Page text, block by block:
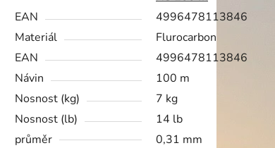
EAN
4996478113846
Materiál
Flurocarbon
EAN
4996478113846
Návin
100 m
Nosnost (kg)
7 kg
Nosnost (lb)
14 lb
průměr
0,31 mm